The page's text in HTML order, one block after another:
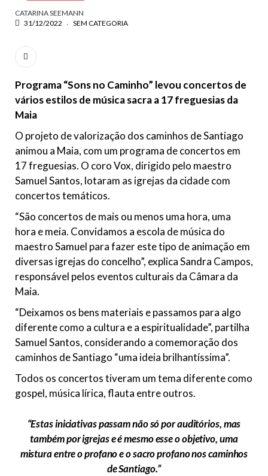
CATARINA SEEMANN
31/12/2022
SEM CATEGORIA
Programa “Sons no Caminho” levou concertos de
vários estilos de música sacra a 17 freguesias da
Maia
O projeto de valorização dos caminhos de Santiago
animou a Maia, com um programa de concertos em
17 freguesias. O coro Vox, dirigido pelo maestro
Samuel Santos, lotaram as igrejas da cidade com
concertos temáticos.
“São concertos de mais ou menos uma hora, uma
hora e meia. Convidamos a escola de música do
maestro Samuel para fazer este tipo de animação em
diversas igrejas do concelho”, explica Sandra Campos,
responsável pelos eventos culturais da Câmara da
Maia.
“Deixamos os bens materiais e passamos para algo
diferente como a cultura e a espiritualidade”, partilha
Samuel Santos, considerando a comemoração dos
caminhos de Santiago “uma ideia brilhantíssima”.
Todos os concertos tiveram um tema diferente como
gospel, música lírica, flauta entre outros.
“Estas iniciativas passam não só por auditórios, mas
também por igrejas e é mesmo esse o objetivo, uma
mistura entre o profano e o sacro profano nos caminhos
de Santiago.”